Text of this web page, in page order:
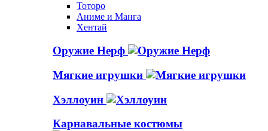
Тоторо
Аниме и Манга
Хентай
Оружие Нерф
Мягкие игрушки
Хэллоуин
Карнавальные костюмы